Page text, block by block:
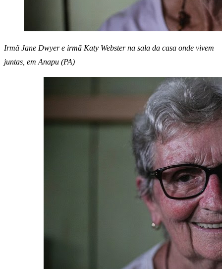
Irmã Jane Dwyer e irmã Katy Webster na sala da casa onde vivem
juntas, em Anapu (PA)